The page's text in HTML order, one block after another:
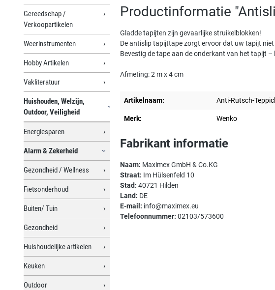
Gereedschap /
Verkoopartikelen
Weerinstrumenten
Hobby Artikelen
Vakliteratuur
Huishouden, Welzijn,
Outdoor, Veiligheid
Energiesparen
Alarm & Zekerheid
Gezondheid / Wellness
Fietsonderhoud
Buiten/ Tuin
Gezondheid
Huishoudelijke artikelen
Keuken
Outdoor
Productinformatie
Gladde tapijten zijn gevaarlijke struikelblokken!
De antislip tapijttape zorgt ervoor dat uw tapijt
Bevestig de tape aan de onderkant van het tapijt
Afmeting: 2 m x 4 cm
Artikelnaam: Anti-Rutsch-
Merk: Wenko
Fabrikant informatie
Naam: Maximex GmbH & Co.KG
Straat: Im Hülsenfeld 10
Stad: 40721 Hilden
Land: DE
E-mail: info@maximex.eu
Telefoonnummer: 02103/573600